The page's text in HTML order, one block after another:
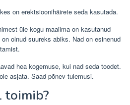
on erektsioonihäirete seda kasutada.
üle kogu maailma on kasutanud
olnud suureks abiks. Nad on esinenud
hea kogemuse, kui nad seda toodet.
asjata. Saad põnev tulemusi.
toimib?